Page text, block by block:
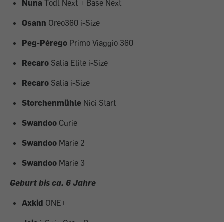
Nuna Todl Next + Base Next
Osann Oreo360 i-Size
Peg-Pérego Primo Viaggio 360
Recaro Salia Elite i-Size
Recaro Salia i-Size
Storchenmühle Nici Start
Swandoo Curie
Swandoo Marie 2
Swandoo Marie 3
Geburt bis ca. 6 Jahre
Axkid ONE+